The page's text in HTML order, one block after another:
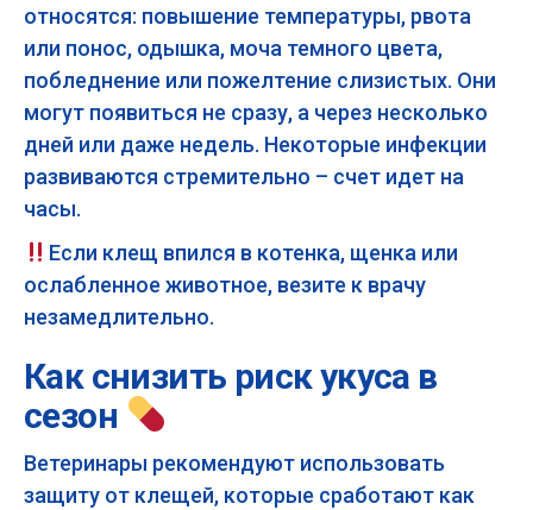
относятся: повышение температуры, рвота
или понос, одышка, моча темного цвета,
побледнение или пожелтение слизистых. Они
могут появиться не сразу, а через несколько
дней или даже недель. Некоторые инфекции
развиваются стремительно – счет идет на
часы.
Если клещ впился в котенка, щенка или
ослабленное животное, везите к врачу
незамедлительно.
Как снизить риск укуса в
сезон
Ветеринары рекомендуют использовать
защиту от клещей, которые сработают как